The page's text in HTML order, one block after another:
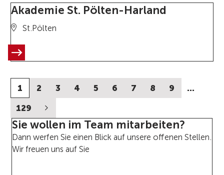
Akademie St. Pölten-Harland
St.Pölten
1 2 3 4 5 6 7 8 9
…
129
Sie wollen im Team mitarbeiten?
Dann werfen Sie einen Blick auf unsere offenen Stellen.
Wir freuen uns auf Sie